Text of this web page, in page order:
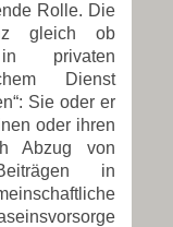
Rolle. Die
gleich ob
privaten
Dienst
Sie oder er
oder ihren
Abzug von
in